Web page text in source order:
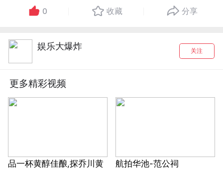
0 收藏 分享
娱乐大爆炸 关注
更多精彩视频
品一杯黄醇佳酿,探乔川黄
航拍华池-范公祠